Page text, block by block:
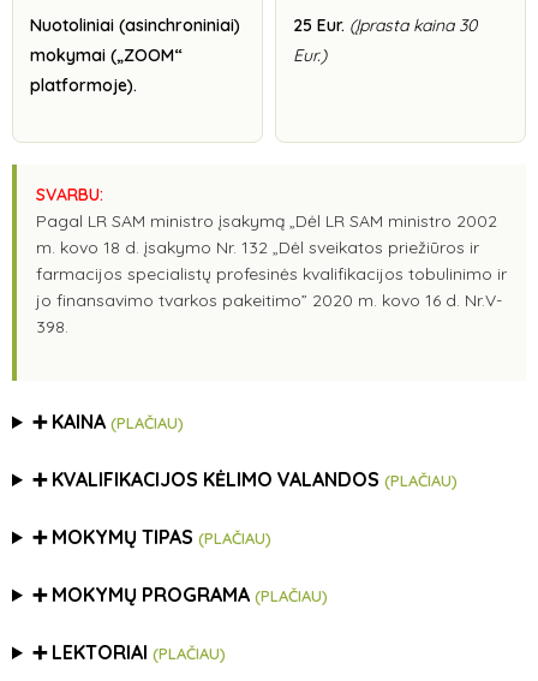
Nuotoliniai (asinchroniniai)
mokymai („ZOOM“
platformoje).
25 Eur. (Įprasta kaina 30
Eur.)
SVARBU:
Pagal LR SAM ministro įsakymą „Dėl LR SAM ministro 2002
m. kovo 18 d. įsakymo Nr. 132 „Dėl sveikatos priežiūros ir
farmacijos specialistų profesinės kvalifikacijos tobulinimo ir
jo finansavimo tvarkos pakeitimo” 2020 m. kovo 16 d. Nr.V-
398.
➕ KAINA (PLAČIAU)
➕ KVALIFIKACIJOS KĖLIMO VALANDOS (PLAČIAU)
➕ MOKYMŲ TIPAS (PLAČIAU)
➕ MOKYMŲ PROGRAMA (PLAČIAU)
➕ LEKTORIAI (PLAČIAU)